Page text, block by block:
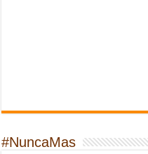
#NuncaMas